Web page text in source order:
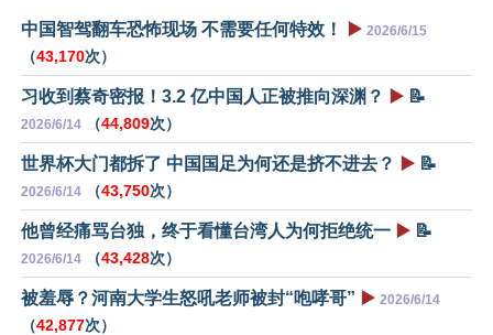
中国智驾翻车恐怖现场 不需要任何特效！ ▶️ 2026/6/15
（43,170次）
习收到蔡奇密报！3.2 亿中国人正被推向深渊？ ▶️ 📝
2026/6/14 （44,809次）
世界杯大门都拆了 中国国足为何还是挤不进去？ ▶️ 📝
2026/6/14 （43,750次）
他曾经痛骂台独，终于看懂台湾人为何拒绝统一 ▶️ 📝
2026/6/14 （43,428次）
被羞辱？河南大学生怒吼老师被封“咆哮哥” ▶️ 2026/6/14
（42,877次）